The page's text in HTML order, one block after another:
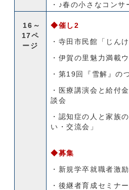
・♪春の小さなコンサ
16～
17ペ
ージ
◆催し2
・寺田市民館「じん
・伊賀の里魅力満載
・第19回『雪解』の
・医療講演会と給付
談会
・認知症の人と家族
い・交流会」
◆募集
・新規学卒就職者激
・後継者育成セミナー